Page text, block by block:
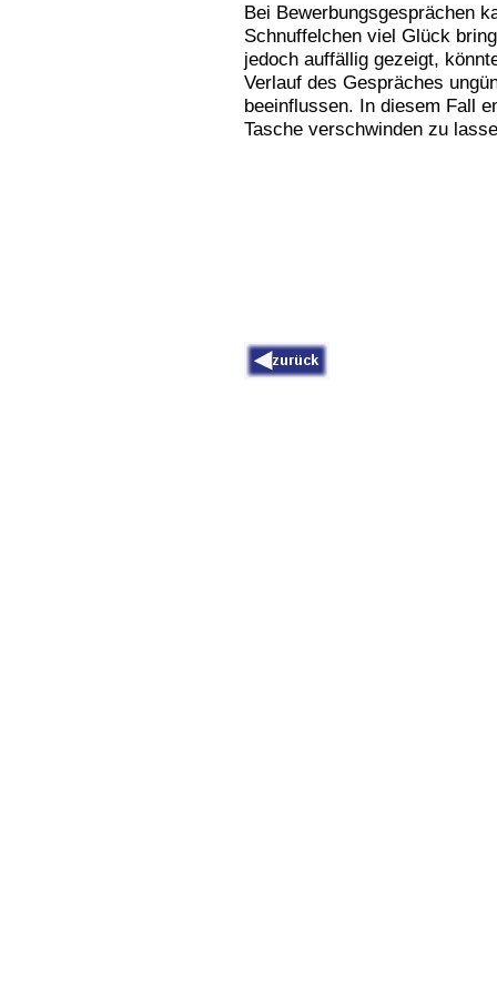
Bei Bewerbungsgesprächen
Schnuffelchen viel Glück
jedoch auffällig gezeigt,
Verlauf des Gespräches
beeinflussen. In diesem Fall
Tasche verschwinden zu